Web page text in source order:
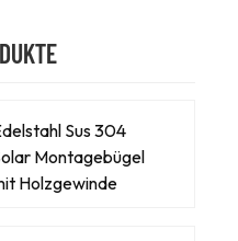
Sus 304
Montagebügel
Holzgewinde